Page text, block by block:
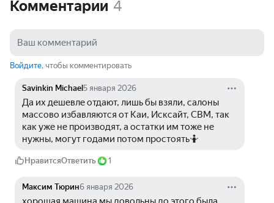
Комментарии 4
Войдите, чтобы комментировать
Savinkin Michael 5 января 2026
Да их дешевле отдают, лишь бы взяли, салоны
массово избавляются от Каи, Исксайт, СВМ, так
как уже не производят, а остатки им тоже не
нужны, могут годами потом простоять🤷
НравитсяОтветить 1
Максим Тюрин6 января 2026